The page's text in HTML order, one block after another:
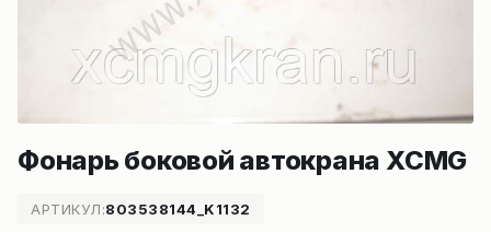
Фонарь боковой автокрана XCMG
АРТИКУЛ:803538144_K1132